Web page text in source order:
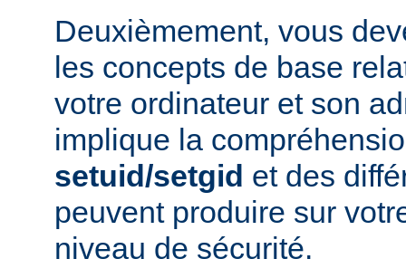
Deuxièmement, vous
les concepts de base
votre ordinateur et son
implique la
setuid/setgid et des
peuvent produire sur
niveau de sécurité.